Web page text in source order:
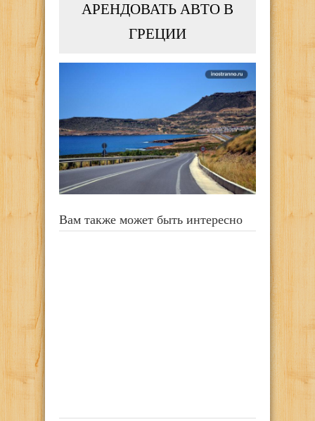
АРЕНДОВАТЬ АВТО В
ГРЕЦИИ
Вам также может быть интересно